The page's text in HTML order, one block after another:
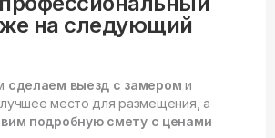
на следующий
сделаем выезд с замером и
место для размещения, а
подробную смету с ценами